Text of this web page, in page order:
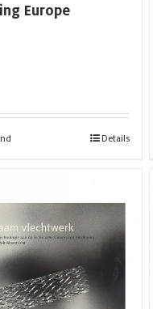
Europe
Details